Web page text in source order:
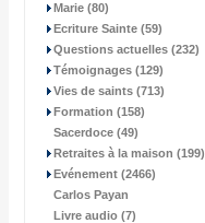
Marie (80)
Ecriture Sainte (59)
Questions actuelles (232)
Témoignages (129)
Vies de saints (713)
Formation (158)
Sacerdoce (49)
Retraites à la maison (199)
Evénement (2466)
Carlos Payan
Livre audio (7)